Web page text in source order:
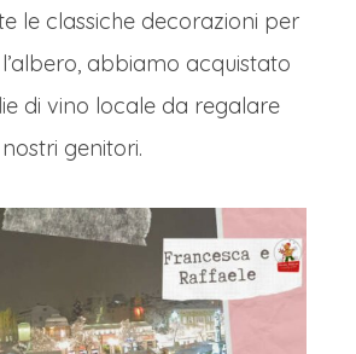
le classiche decorazioni per
abbiamo acquistato
di vino locale da regalare
genitori.